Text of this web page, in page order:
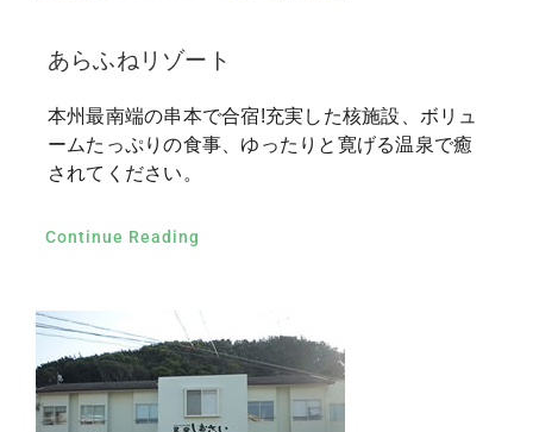
あらふねリゾート
本州最南端の串本で合宿!充実した核施設、ボリュ
ームたっぷりの食事、ゆったりと寛げる温泉で癒
されてください。
Continue Reading